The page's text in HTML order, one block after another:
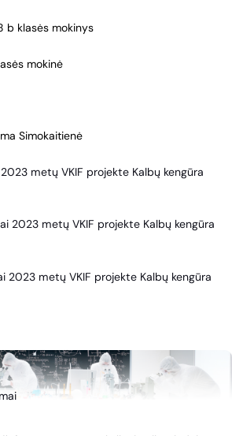
b klasės mokinys
mokinė
Simokaitienė
metų VKIF projekte Kalbų kengūra
2023 metų VKIF projekte Kalbų kengūra
2023 metų VKIF projekte Kalbų kengūra